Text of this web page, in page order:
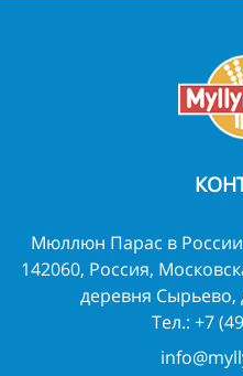
Мюллюн Парас в
142060, Россия,
деревня Сырьево,
Тел.: +7